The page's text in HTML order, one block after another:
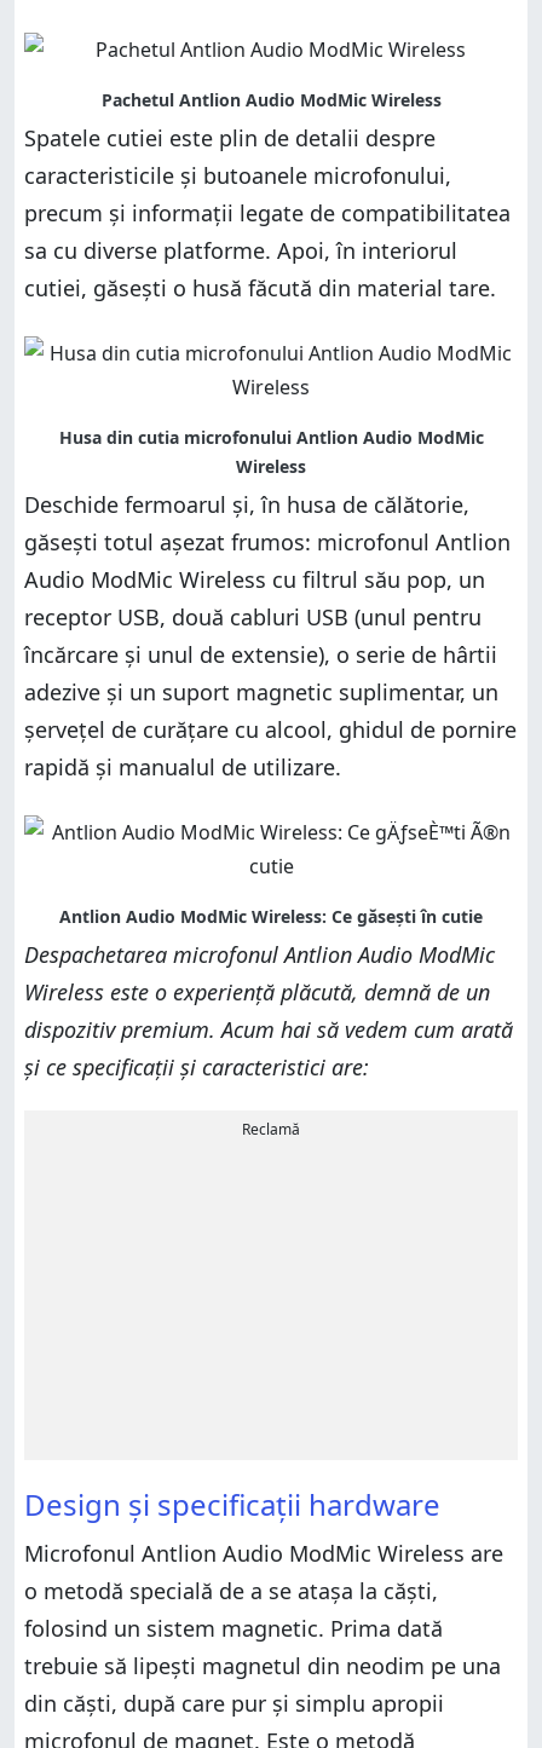
Spatele cutiei este plin de detalii despre
caracteristicile și butoanele microfonului,
precum și informații legate de compatibilitatea
sa cu diverse platforme. Apoi, în interiorul
cutiei, găsești o husă făcută din material tare.
Deschide fermoarul și, în husa de călătorie,
găsești totul așezat frumos: microfonul Antlion
Audio ModMic Wireless cu filtrul său pop, un
receptor USB, două cabluri USB (unul pentru
încărcare și unul de extensie), o serie de hârtii
adezive și un suport magnetic suplimentar, un
șervețel de curățare cu alcool, ghidul de pornire
rapidă și manualul de utilizare.
Despachetarea microfonul Antlion Audio ModMic
Wireless este o experiență plăcută, demnă de un
dispozitiv premium. Acum hai să vedem cum arată
și ce specificații și caracteristici are:
Reclamă
Design și specificații hardware
Microfonul Antlion Audio ModMic Wireless are
o metodă specială de a se atașa la căști,
folosind un sistem magnetic. Prima dată
trebuie să lipești magnetul din neodim pe una
din căști, după care pur și simplu apropii
microfonul de magnet. Este o metodă